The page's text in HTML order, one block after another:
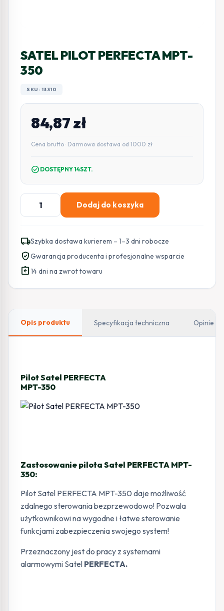
SATEL PILOT PERFECTA MPT-
350
SKU: 13310
84,87zł
Cena brutto · Darmowa dostawa od 1000 zł
check_circle DOSTĘPNY 14SZT.
ilość
SATEL
PERFECTA
MPT-
350
Dodaj do koszyka
local_shippingSzybka dostawa kurierem – 1–3 dni robocze
verified_userGwarancja producenta i profesjonalne wsparcie
assignment_return14 dni na zwrot towaru
Opis produktu Specyfikacja techniczna Opinie
Pilot Satel PERFECTA
MPT-350
Zastosowanie pilota Satel PERFECTA MPT-
350:
Pilot Satel PERFECTA MPT-350 daje możliwość
zdalnego sterowania bezprzewodowo! Pozwala
użytkownikowi na wygodne i łatwe sterowanie
funkcjami zabezpieczenia swojego system!
Przeznaczony jest do pracy z systemami
alarmowymi Satel PERFECTA.